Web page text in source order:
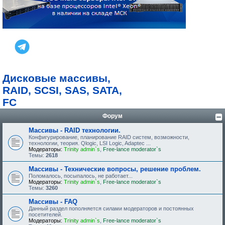
Дисковые массивы,
RAID, SCSI, SAS, SATA,
FC
Форум
Массивы - RAID технологии.
Конфигурирование, планирование RAID систем, возможности,
технологии, теория. Qlogic, LSI Logic, Adaptec ...
Модераторы: Trinity admin`s
Free-lance moderator`s
Темы: 2618
Массивы - Технические вопросы, решение проблем.
Поломалось, посыпалось, не работает...
Модераторы: Trinity admin`s
Free-lance moderator`s
Темы: 3260
Массивы - FAQ
Данный раздел пополняется силами модераторов и постоянных
посетителей.
Модераторы: Trinity admin`s
Free-lance moderator`s